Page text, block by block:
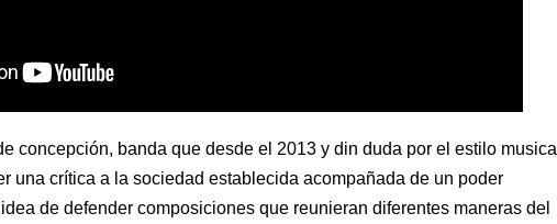
concepción, banda que desde el 2013 y din duda por el estilo musical
una crítica a la sociedad establecida acompañada de un poder
de defender composiciones que reunieran diferentes maneras del